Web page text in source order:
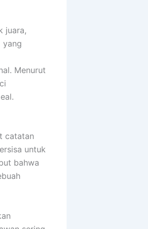
juara,
yang
Menurut
catatan
untuk
bahwa